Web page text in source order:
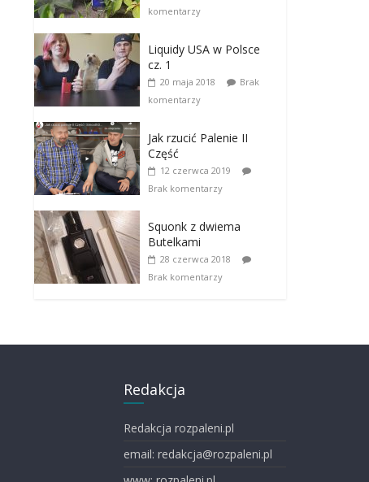
komentarzy
Liquidy USA w Polsce
cz. 1
20 maja 2018
Brak
komentarzy
Jak rzucić Palenie II
Część
12 czerwca 2019
Brak komentarzy
Squonk z dwiema
Butelkami
28 czerwca 2018
Brak komentarzy
Redakcja
Redakcja rozpaleni.pl
email: redakcja@rozpaleni.pl